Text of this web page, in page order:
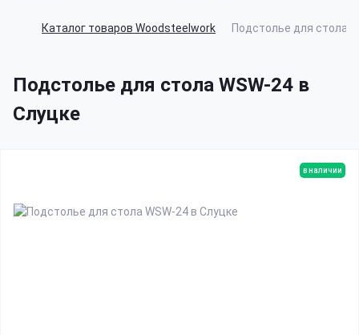
Каталог товаров Woodsteelwork Подстолье для стола
Подстолье для стола WSW-24 в
Слуцке
в наличии